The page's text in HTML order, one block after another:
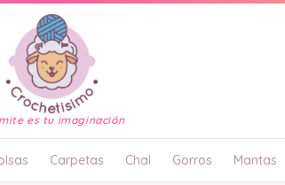
es tu imaginación
Carpetas Chal Gorros Mantas